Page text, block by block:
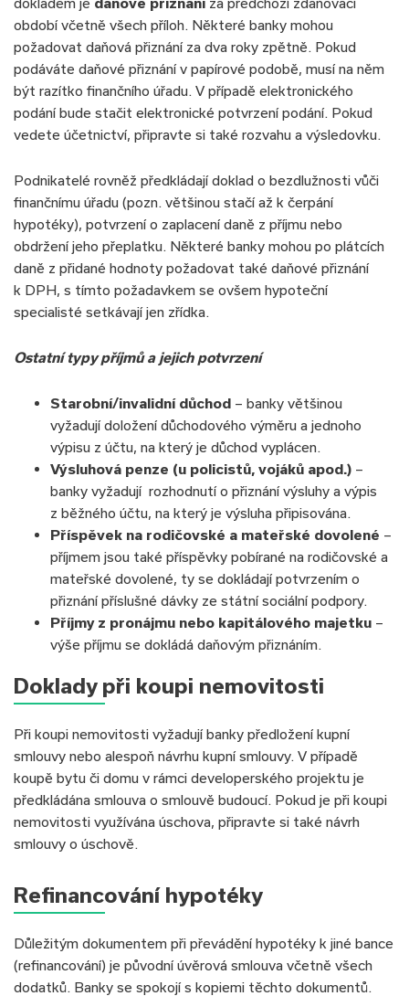
období včetně všech příloh. Některé banky mohou
požadovat daňová přiznání za dva roky zpětně. Pokud
podáváte daňové přiznání v papírové podobě, musí na něm
být razítko finančního úřadu. V případě elektronického
podání bude stačit elektronické potvrzení podání. Pokud
vedete účetnictví, připravte si také rozvahu a výsledovku.
Podnikatelé rovněž předkládají doklad o bezdlužnosti vůči
finančnímu úřadu (pozn. většinou stačí až k čerpání
hypotéky), potvrzení o zaplacení daně z příjmu nebo
obdržení jeho přeplatku. Některé banky mohou po plátcích
daně z přidané hodnoty požadovat také daňové přiznání
k DPH, s tímto požadavkem se ovšem hypoteční
specialisté setkávají jen zřídka.
Ostatní typy příjmů a jejich potvrzení
Starobní/invalidní důchod – banky většinou
vyžadují doložení důchodového výměru a jednoho
výpisu z účtu, na který je důchod vyplácen.
Výsluhová penze (u policistů, vojáků apod.) –
banky vyžadují rozhodnutí o přiznání výsluhy a výpis
z běžného účtu, na který je výsluha připisována.
Příspěvek na rodičovské a mateřské dovolené –
příjmem jsou také příspěvky pobírané na rodičovské a
mateřské dovolené, ty se dokládají potvrzením o
přiznání příslušné dávky ze státní sociální podpory.
Příjmy z pronájmu nebo kapitálového majetku –
výše příjmu se dokládá daňovým přiznáním.
Doklady při koupi nemovitosti
Při koupi nemovitosti vyžadují banky předložení kupní
smlouvy nebo alespoň návrhu kupní smlouvy. V případě
koupě bytu či domu v rámci developerského projektu je
předkládána smlouva o smlouvě budoucí. Pokud je při koupi
nemovitosti využívána úschova, připravte si také návrh
smlouvy o úschově.
Refinancování hypotéky
Důležitým dokumentem při převádění hypotéky k jiné bance
(refinancování) je původní úvěrová smlouva včetně všech
dodatků. Banky se spokojí s kopiemi těchto dokumentů.